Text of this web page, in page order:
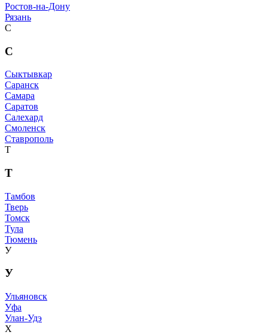
Ростов-на-Дону
Рязань
С
С
Сыктывкар
Саранск
Самара
Саратов
Салехард
Смоленск
Ставрополь
Т
Т
Тамбов
Тверь
Томск
Тула
Тюмень
У
У
Ульяновск
Уфа
Улан-Удэ
Х